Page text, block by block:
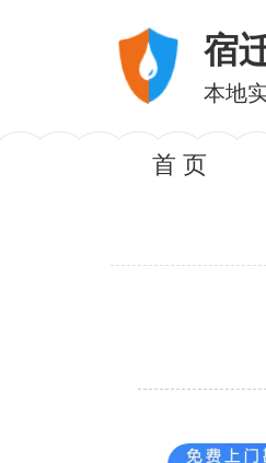
宿
本地
首 页